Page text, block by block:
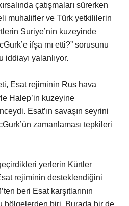
çatışmaları sürerken
muhalifler ve Türk yetkililerin
Suriye’nin kuzeyinde
ifşa mı etti?” sorusunu
iddiayı yalanlıyor.
Esat rejiminin Rus hava
Halep’in kuzeyine
Esat’ın savaşın seyrini
zamanlaması tepkileri
yerlerin Kürtler
rejiminin desteklendiğini
beri Esat karşıtlarının